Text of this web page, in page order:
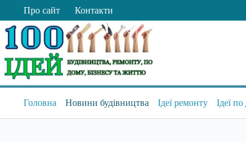
вмісту
Про сайт Контакти
Головна Новини будівництва Ідеї ремонту Ідеї